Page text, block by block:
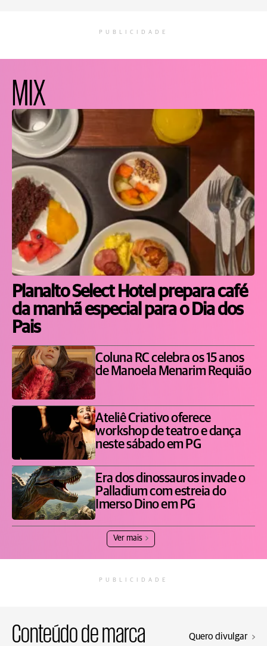
PUBLICIDADE
MIX
Planalto Select Hotel prepara café
da manhã especial para o Dia dos
Pais
Coluna RC celebra os 15 anos
de Manoela Menarim Requião
Ateliê Criativo oferece
workshop de teatro e dança
neste sábado em PG
Era dos dinossauros invade o
Palladium com estreia do
Imerso Dino em PG
Ver mais
PUBLICIDADE
Conteúdo de marca Quero divulgar